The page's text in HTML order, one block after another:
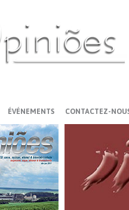
ÉVÉNEMENTS CONTACTEZ-